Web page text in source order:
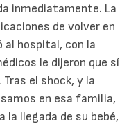
inmediatamente. La
de volver en
al hospital, con la
le dijeron que sí
el shock, y la
en esa familia,
la llegada de su bebé,